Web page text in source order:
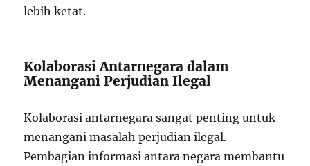
lebih ketat.
Kolaborasi Antarnegara dalam
Menangani Perjudian Ilegal
Kolaborasi antarnegara sangat penting untuk
menangani masalah perjudian ilegal.
Pembagian informasi antara negara membantu